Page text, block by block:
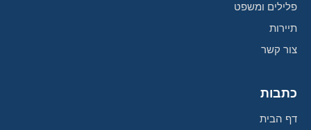
פלילים ומשפט
תיירות
צור קשר
כתבות
דף הבית